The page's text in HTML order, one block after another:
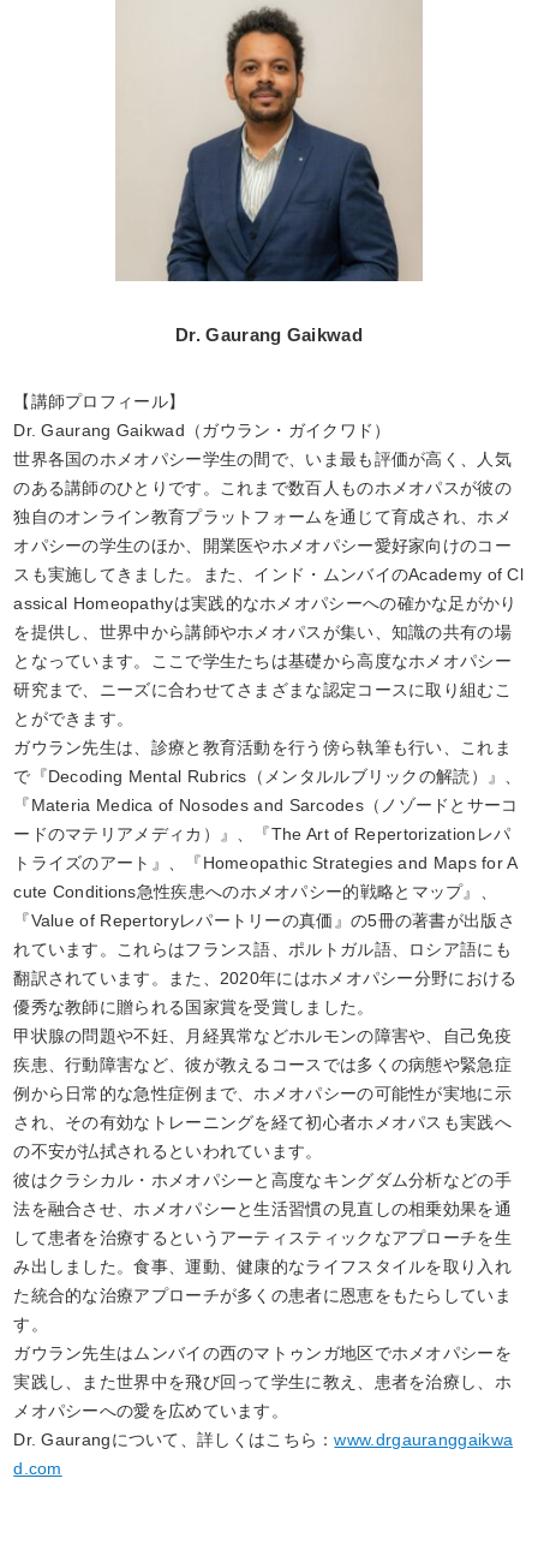
Dr. Gaurang Gaikwad
【講師プロフィール】
Dr. Gaurang Gaikwad（ガウラン・ガイクワド）
世界各国のホメオパシー学生の間で、いま最も評価が高く、人気
のある講師のひとりです。これまで数百人ものホメオパスが彼の
独自のオンライン教育プラットフォームを通じて育成され、ホメ
オパシーの学生のほか、開業医やホメオパシー愛好家向けのコー
スも実施してきました。また、インド・ムンバイのAcademy of Cl
assical Homeopathyは実践的なホメオパシーへの確かな足がかり
を提供し、世界中から講師やホメオパスが集い、知識の共有の場
となっています。ここで学生たちは基礎から高度なホメオパシー
研究まで、ニーズに合わせてさまざまな認定コースに取り組むこ
とができます。
ガウラン先生は、診療と教育活動を行う傍ら執筆も行い、これま
で『Decoding Mental Rubrics（メンタルルブリックの解読）』、
『Materia Medica of Nosodes and Sarcodes（ノゾードとサーコ
ードのマテリアメディカ）』、『The Art of Repertorizationレパ
トライズのアート』、『Homeopathic Strategies and Maps for A
cute Conditions急性疾患へのホメオパシー的戦略とマップ』、
『Value of Repertoryレパートリーの真価』の5冊の著書が出版さ
れています。これらはフランス語、ポルトガル語、ロシア語にも
翻訳されています。また、2020年にはホメオパシー分野における
優秀な教師に贈られる国家賞を受賞しました。
甲状腺の問題や不妊、月経異常などホルモンの障害や、自己免疫
疾患、行動障害など、彼が教えるコースでは多くの病態や緊急症
例から日常的な急性症例まで、ホメオパシーの可能性が実地に示
され、その有効なトレーニングを経て初心者ホメオパスも実践へ
の不安が払拭されるといわれています。
彼はクラシカル・ホメオパシーと高度なキングダム分析などの手
法を融合させ、ホメオパシーと生活習慣の見直しの相乗効果を通
して患者を治療するというアーティスティックなアプローチを生
み出しました。食事、運動、健康的なライフスタイルを取り入れ
た統合的な治療アプローチが多くの患者に恩恵をもたらしていま
す。
ガウラン先生はムンバイの西のマトゥンガ地区でホメオパシーを
実践し、また世界中を飛び回って学生に教え、患者を治療し、ホ
メオパシーへの愛を広めています。
Dr. Gaurangについて、詳しくはこちら：www.drgauranggaikwa
d.com